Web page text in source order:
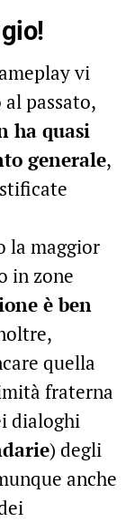
vi
passato,
ha quasi
generale,
la maggior
in zone
è ben
quella
fraterna
dialoghi
) degli
anche